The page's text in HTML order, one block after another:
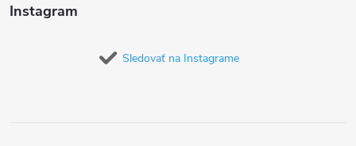
Instagram
Sledovať na Instagrame